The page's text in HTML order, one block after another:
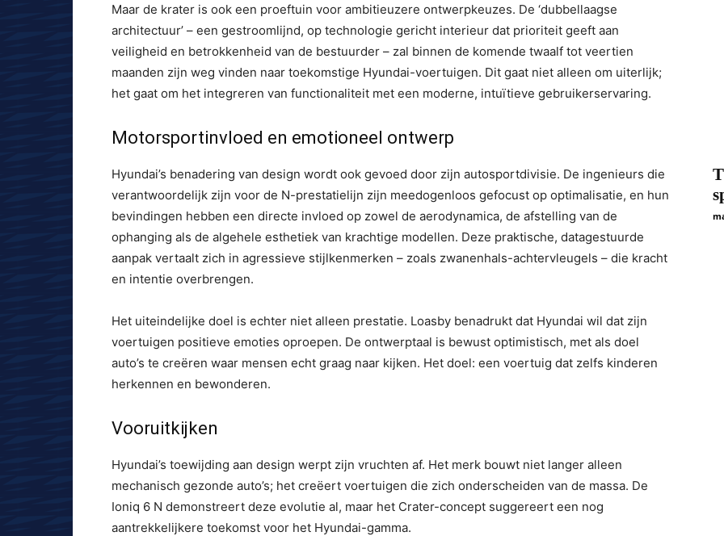
Maar de krater is ook een proeftuin voor ambitieuzere ontwerpkeuzes. De ‘dubbellaagse
architectuur’ – een gestroomlijnd, op technologie gericht interieur dat prioriteit geeft aan
veiligheid en betrokkenheid van de bestuurder – zal binnen de komende twaalf tot veertien
maanden zijn weg vinden naar toekomstige Hyundai-voertuigen. Dit gaat niet alleen om uiterlijk;
het gaat om het integreren van functionaliteit met een moderne, intuïtieve gebruikerservaring.
Motorsportinvloed en emotioneel ontwerp
Hyundai’s benadering van design wordt ook gevoed door zijn autosportdivisie. De ingenieurs die
verantwoordelijk zijn voor de N-prestatielijn zijn meedogenloos gefocust op optimalisatie, en hun
bevindingen hebben een directe invloed op zowel de aerodynamica, de afstelling van de
ophanging als de algehele esthetiek van krachtige modellen. Deze praktische, datagestuurde
aanpak vertaalt zich in agressieve stijlkenmerken – zoals zwanenhals-achtervleugels – die kracht
en intentie overbrengen.
Het uiteindelijke doel is echter niet alleen prestatie. Loasby benadrukt dat Hyundai wil dat zijn
voertuigen positieve emoties oproepen. De ontwerptaal is bewust optimistisch, met als doel
auto’s te creëren waar mensen echt graag naar kijken. Het doel: een voertuig dat zelfs kinderen
herkennen en bewonderen.
Vooruitkijken
Hyundai’s toewijding aan design werpt zijn vruchten af. Het merk bouwt niet langer alleen
mechanisch gezonde auto’s; het creëert voertuigen die zich onderscheiden van de massa. De
Ioniq 6 N demonstreert deze evolutie al, maar het Crater-concept suggereert een nog
aantrekkelijkere toekomst voor het Hyundai-gamma.